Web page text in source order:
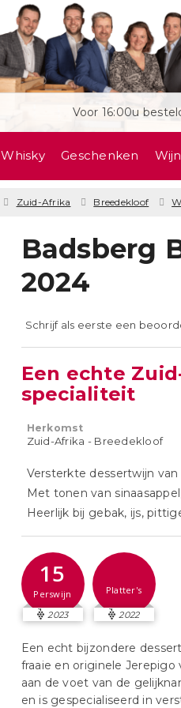
Voor 16:00u
Whisky Geschenken
Zuid-Afrika Breedekloof
Badsberg
2024
Schrijf als eerste een
Een echte
specialiteit
Herkomst
Zuid-Afrika - Breedekloof
Versterkte dessertwijn
Met tonen van
Heerlijk bij gebak, ijs,
15
Perswijn
2023
Platter's
2022
Een echt bijzondere
fraaie en originele
aan de voet van de
en is gespecialiseerd in